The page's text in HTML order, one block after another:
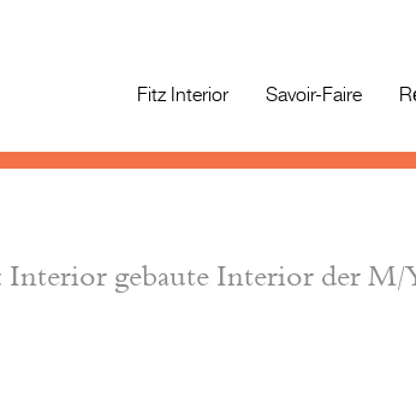
Fitz Interior Savoir-Faire
gebaute Interior der